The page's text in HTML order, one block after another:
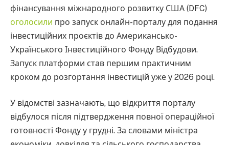
фінансування міжнародного розвитку США (DFC)
оголосили про запуск онлайн-порталу для подання
інвестиційних проєктів до Американсько-
Українського Інвестиційного Фонду Відбудови.
Запуск платформи став першим практичним
кроком до розгортання інвестицій уже у 2026 році.
У відомстві зазначають, що відкриття порталу
відбулося після підтвердження повної операційної
готовності Фонду у грудні. За словами міністра